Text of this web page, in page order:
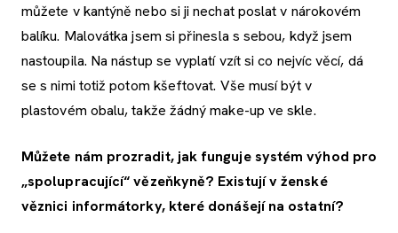
můžete v kantýně nebo si ji nechat poslat v nárokovém
balíku. Malovátka jsem si přinesla s sebou, když jsem
nastoupila. Na nástup se vyplatí vzít si co nejvíc věcí, dá
se s nimi totiž potom kšeftovat. Vše musí být v
plastovém obalu, takže žádný make-up ve skle.
Můžete nám prozradit, jak funguje systém výhod pro
„spolupracující“ vězeňkyně? Existují v ženské
věznici informátorky, které donášejí na ostatní?